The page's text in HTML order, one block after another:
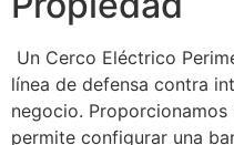
Un Cerco Eléctrico
línea de defensa contra
negocio.
permite configurar una